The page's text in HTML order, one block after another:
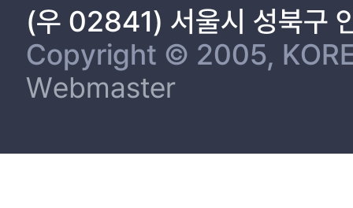
제4장 연구결과분석 40
제1절 사건유형별 남북 갈등과 협력 분석 40
1. 사건유형에 따른 연도별 갈등 지수 추이 40
2. 사건유형에 따른 연도별 협력 지수 추이 41
(우 02841) 서울시 성북구
Copyright © 2005,
Webmaster